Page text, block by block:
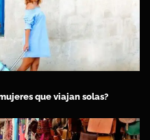
que viajan solas?